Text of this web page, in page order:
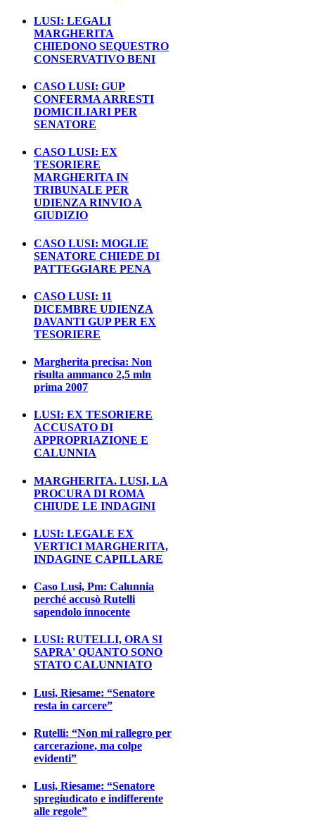
LUSI: LEGALI
MARGHERITA
CHIEDONO SEQUESTRO
CONSERVATIVO BENI
CASO LUSI: GUP
CONFERMA ARRESTI
DOMICILIARI PER
SENATORE
CASO LUSI: EX
TESORIERE
MARGHERITA IN
TRIBUNALE PER
UDIENZA RINVIO A
GIUDIZIO
CASO LUSI: MOGLIE
SENATORE CHIEDE DI
PATTEGGIARE PENA
CASO LUSI: 11
DICEMBRE UDIENZA
DAVANTI GUP PER EX
TESORIERE
Margherita precisa: Non
risulta ammanco 2,5 mln
prima 2007
LUSI: EX TESORIERE
ACCUSATO DI
APPROPRIAZIONE E
CALUNNIA
MARGHERITA. LUSI, LA
PROCURA DI ROMA
CHIUDE LE INDAGINI
LUSI: LEGALE EX
VERTICI MARGHERITA,
INDAGINE CAPILLARE
Caso Lusi, Pm: Calunnia
perché accusò Rutelli
sapendolo innocente
LUSI: RUTELLI, ORA SI
SAPRA' QUANTO SONO
STATO CALUNNIATO
Lusi, Riesame: “Senatore
resta in carcere”
Rutelli: “Non mi rallegro per
carcerazione, ma colpe
evidenti”
Lusi, Riesame: “Senatore
spregiudicato e indifferente
alle regole”